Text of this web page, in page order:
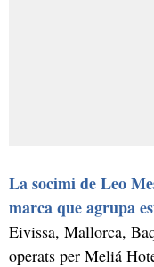
La socimi de Leo
marca que agrupa
Eivissa, Mallorca,
operats per Meliá